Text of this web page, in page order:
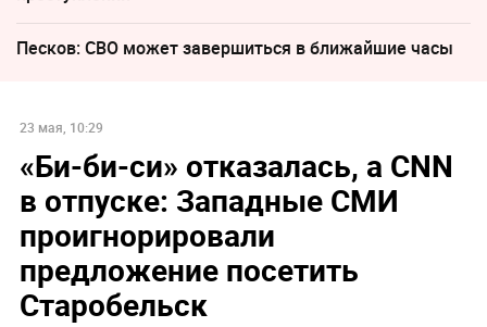
Песков: СВО может завершиться в ближайшие часы
23 мая, 10:29
«Би-би-си» отказалась, а CNN
в отпуске: Западные СМИ
проигнорировали
предложение посетить
Старобельск